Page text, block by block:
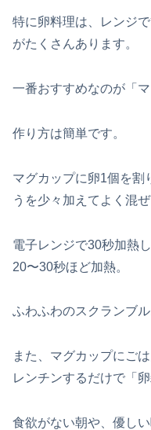
特に卵料理は、レンジ
がたくさんあります。
一番おすすめなのが「
作り方は簡単です。
マグカップに卵1個を割
うを少々加えてよく混ぜ
電子レンジで30秒加熱
20〜30秒ほど加熱。
ふわふわのスクランブ
また、マグカップにご
レンチンするだけで「
食欲がない朝や、優し